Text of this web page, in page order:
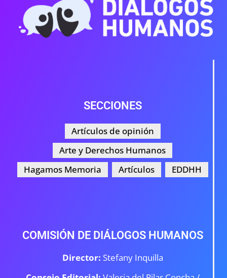
SECCIONES
Artículos de opinión
Arte y Derechos Humanos
Hagamos Memoria
Artículos EDDHH
COMISIÓN DE DIÁLOGOS HUMANOS
Director: Stefany Inquilla